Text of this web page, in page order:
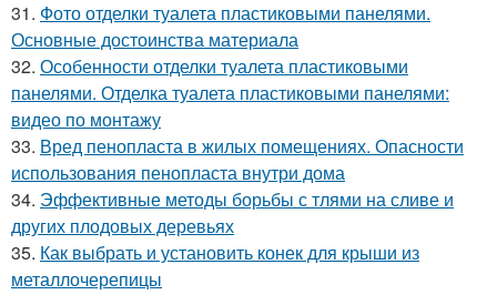
31. Фото отделки туалета пластиковыми панелями.
Основные достоинства материала
32. Особенности отделки туалета пластиковыми
панелями. Отделка туалета пластиковыми панелями:
видео по монтажу
33. Вред пенопласта в жилых помещениях. Опасности
использования пенопласта внутри дома
34. Эффективные методы борьбы с тлями на сливе и
других плодовых деревьях
35. Как выбрать и установить конек для крыши из
металлочерепицы